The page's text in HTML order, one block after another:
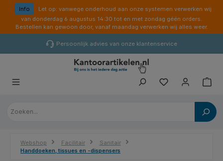
Info
Let op: vanwege onderhoud aan onze systemen verwerken wij
van donderdag 6 augustus 14:30 tot en met zondag géén orders.
Bestellen kan gewoon door, vanaf maandag verwerken wij alles weer.
Persoonlijk advies van onze klantenservice
Webshop Facilitair
Sanitair
Handdoeken, tissues en -dispensers